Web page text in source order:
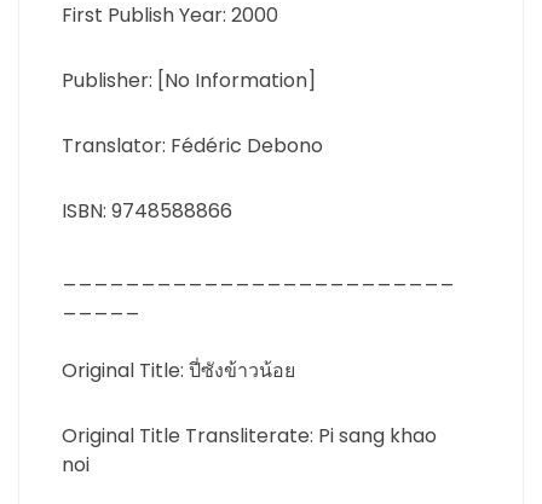
First Publish Year: 2000
Publisher: [No Information]
Translator: Fédéric Debono
ISBN: 9748588866
Original Title: ปี่ซังข้าวน้อย
Original Title Transliterate: Pi sang khao
noi